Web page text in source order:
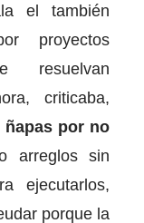
el también
proyectos
resuelvan
criticaba,
por no
arreglos sin
ejecutarlos,
porque la